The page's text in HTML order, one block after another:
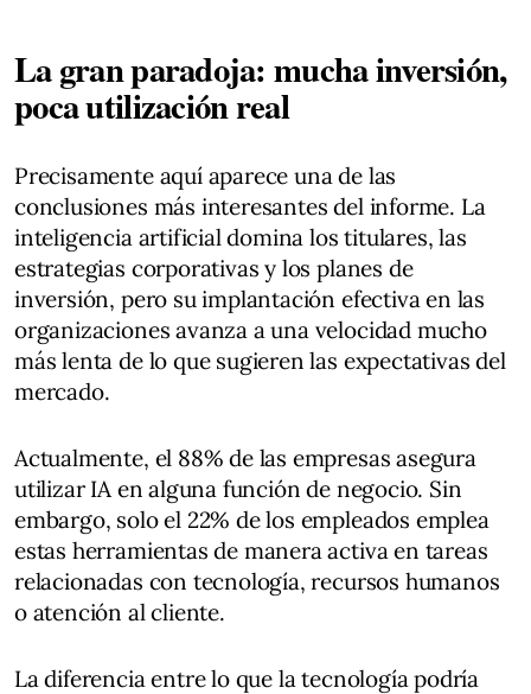
La gran paradoja: mucha inversión,
poca utilización real
Precisamente aquí aparece una de las
conclusiones más interesantes del informe. La
inteligencia artificial domina los titulares, las
estrategias corporativas y los planes de
inversión, pero su implantación efectiva en las
organizaciones avanza a una velocidad mucho
más lenta de lo que sugieren las expectativas del
mercado.
Actualmente, el 88% de las empresas asegura
utilizar IA en alguna función de negocio. Sin
embargo, solo el 22% de los empleados emplea
estas herramientas de manera activa en tareas
relacionadas con tecnología, recursos humanos
o atención al cliente.
La diferencia entre lo que la tecnología podría